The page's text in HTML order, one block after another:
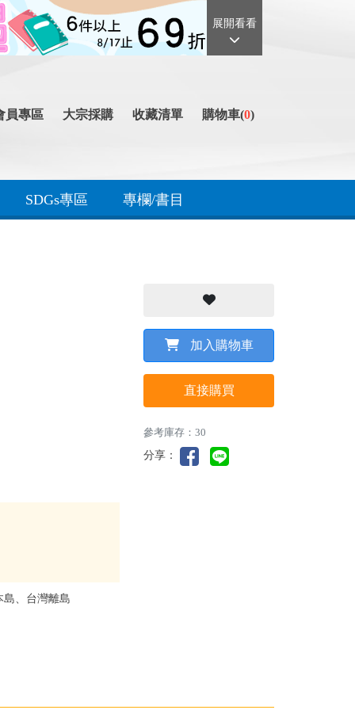
展開看看
員專區 大宗採購 收藏清單 購物車(0)
SDGs專區 專欄/書目
島、台灣離島
加入購物車
直接購買
參考庫存：30
分享：